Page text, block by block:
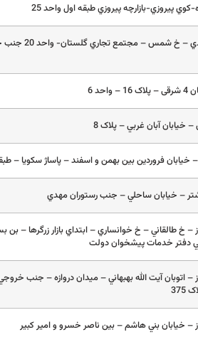
پيروزي-بازارچه پيروزي طبقه اول واحد 25
اهواز- کوي سعدي – خ شمس –
6
– خيابان آبان غربي – پلاک 8
خيابان فروردين بين بهمن و اسفند – پاساژ سکويا –
– خيابان ساحلي – جنب رستوران مهدي
– خ طالقاني – خ خوانساري – ابتداي بازار زرگرها –
دفتر خدمات پيشخوان دولت
اتوبان آيت الله بهبهاني – ميدان دروازه – جنب
– خيابان بني هاشم – بين ناصر خسرو و امير کبير